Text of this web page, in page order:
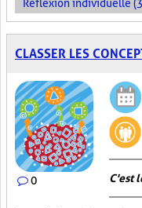
Réflexion individuelle
CLASSER LES
0 C'est